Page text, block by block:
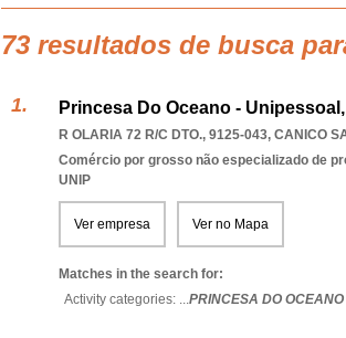
73 resultados de busca
Princesa Do Oceano -
R OLARIA 72 R/C DTO., 9125-043, CANICO
Comércio por grosso não especializado de
UNIP
Ver empresa Ver no Mapa
Matches in the search for:
Activity categories: ...PRINCESA DO